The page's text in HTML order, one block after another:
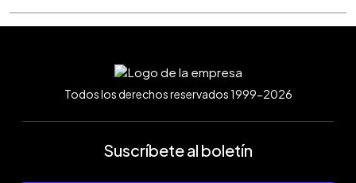
Todos los derechos reservados 1999-2026
Suscríbete al boletín